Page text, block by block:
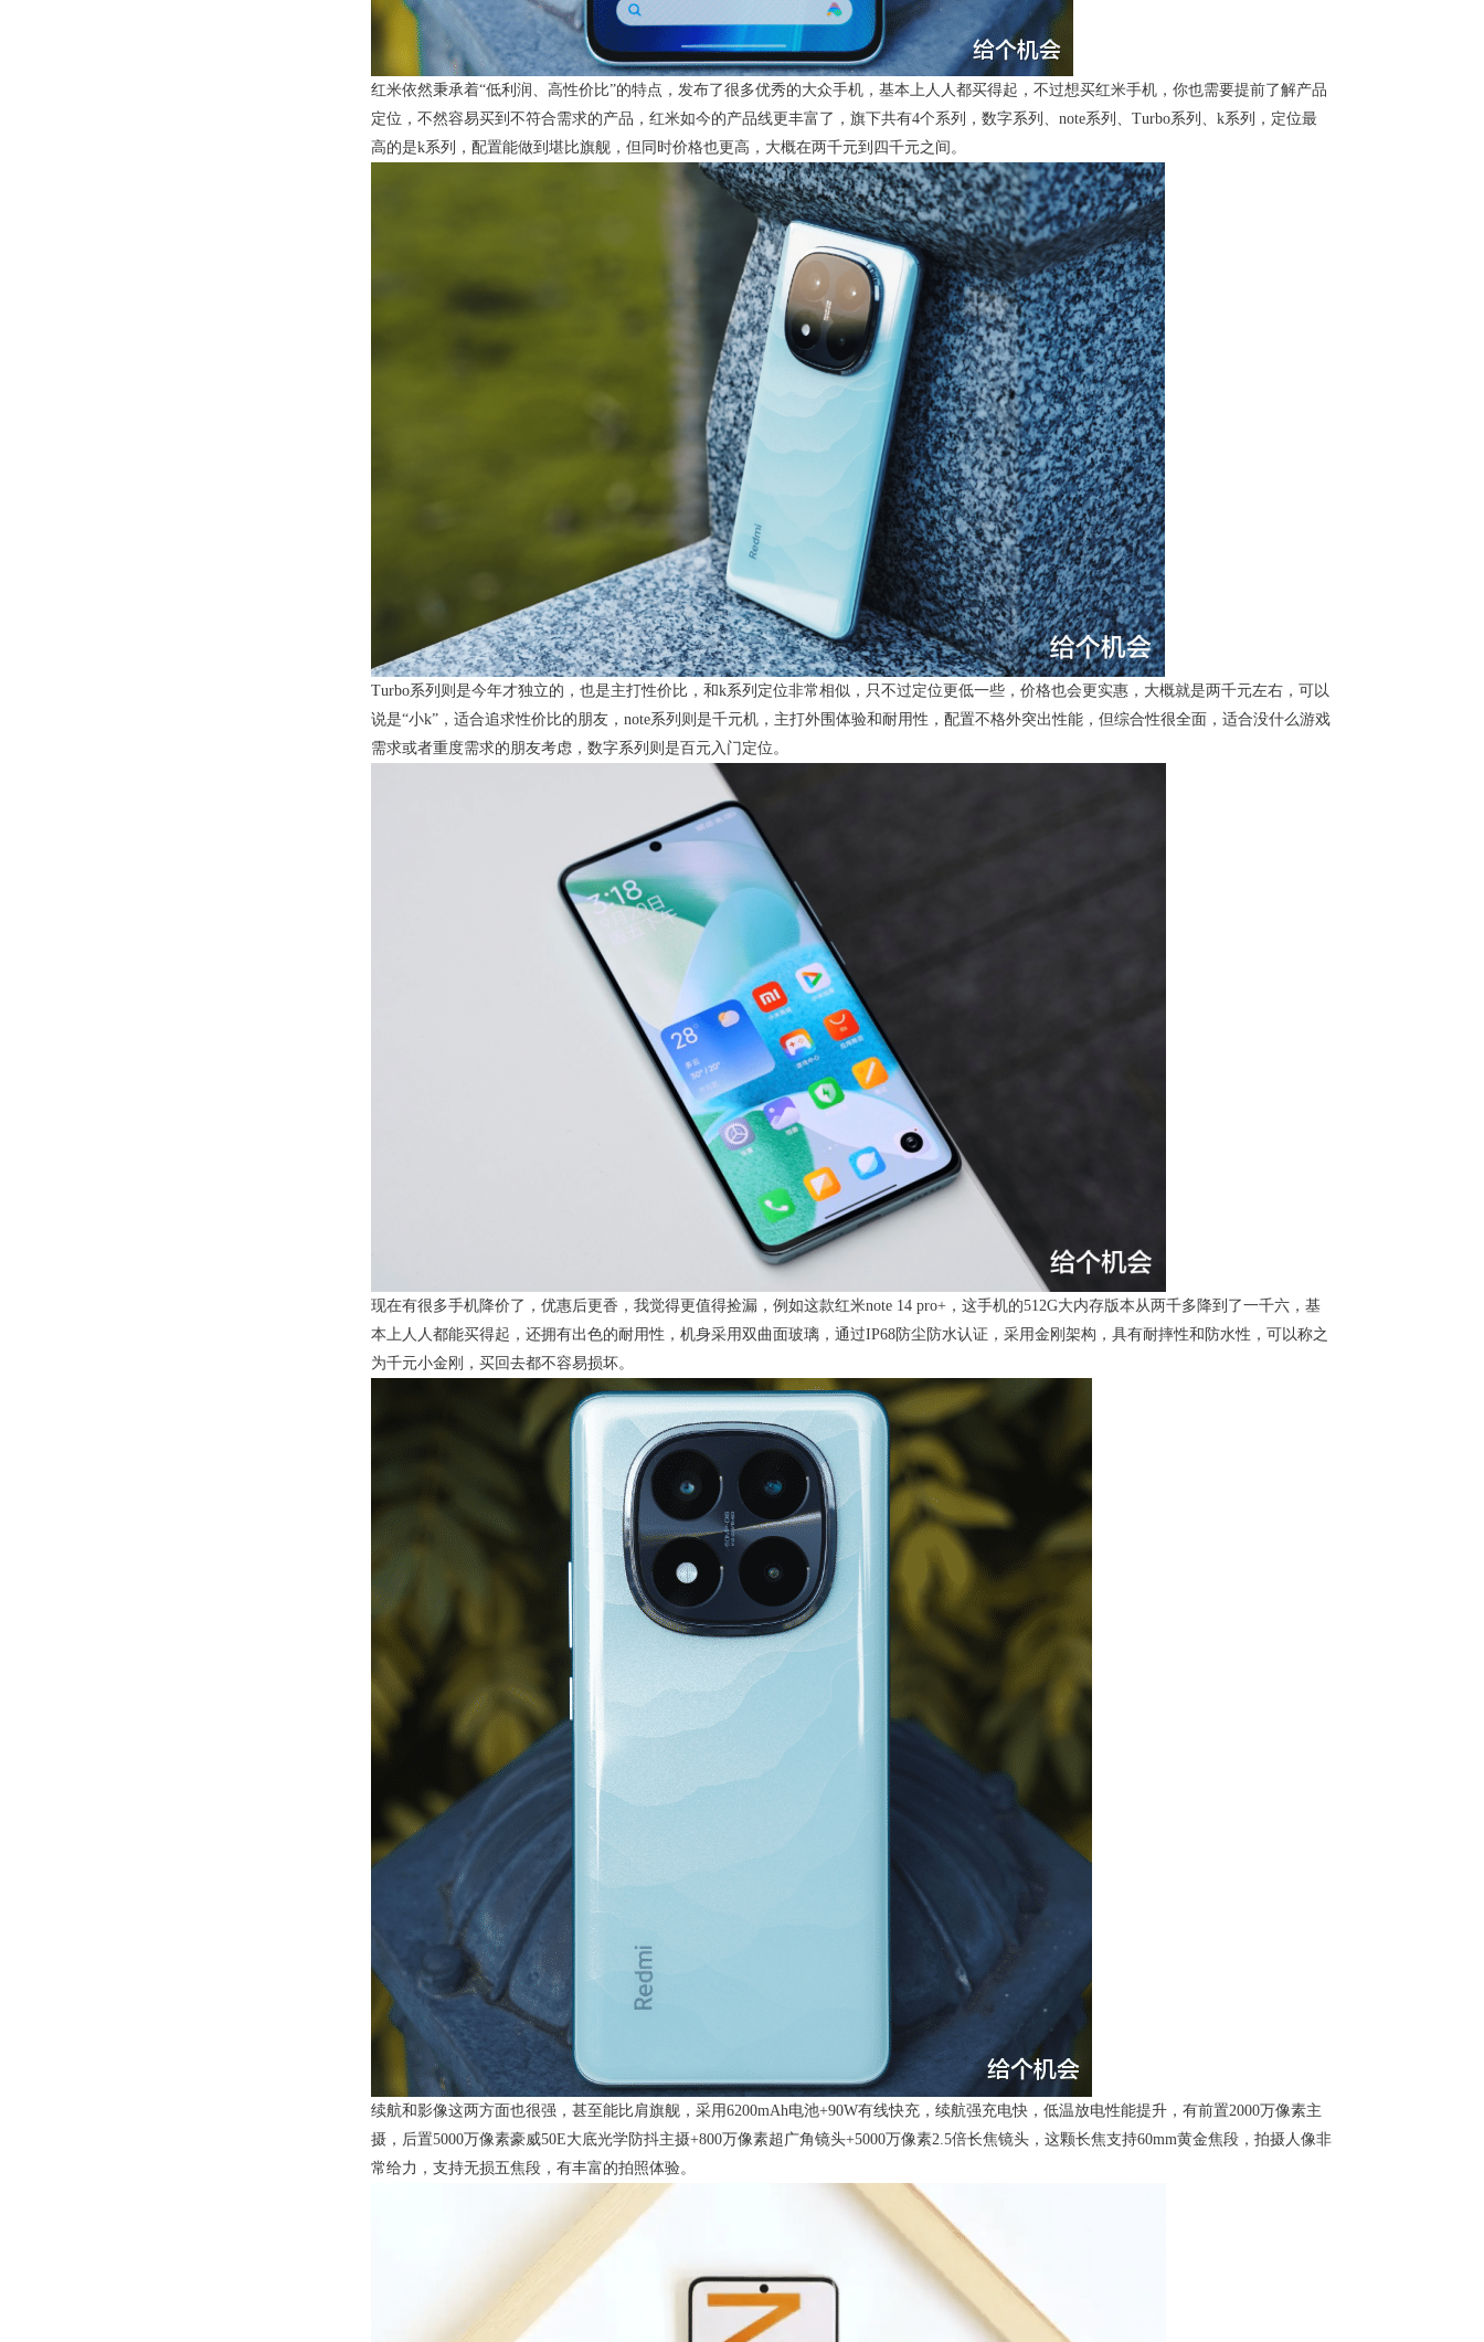
红米依然秉承着“低利润、高性价比”的特点，发布了很多优秀的大众手机，基本上人人都买得起，不过想买红米手机，你也需要提前了解产品
定位，不然容易买到不符合需求的产品，红米如今的产品线更丰富了，旗下共有4个系列，数字系列、note系列、Turbo系列、k系列，定位最
高的是k系列，配置能做到堪比旗舰，但同时价格也更高，大概在两千元到四千元之间。
Turbo系列则是今年才独立的，也是主打性价比，和k系列定位非常相似，只不过定位更低一些，价格也会更实惠，大概就是两千元左右，可以
说是“小k”，适合追求性价比的朋友，note系列则是千元机，主打外围体验和耐用性，配置不格外突出性能，但综合性很全面，适合没什么游戏
需求或者重度需求的朋友考虑，数字系列则是百元入门定位。
现在有很多手机降价了，优惠后更香，我觉得更值得捡漏，例如这款红米note 14 pro+，这手机的512G大内存版本从两千多降到了一千六，基
本上人人都能买得起，还拥有出色的耐用性，机身采用双曲面玻璃，通过IP68防尘防水认证，采用金刚架构，具有耐摔性和防水性，可以称之
为千元小金刚，买回去都不容易损坏。
续航和影像这两方面也很强，甚至能比肩旗舰，采用6200mAh电池+90W有线快充，续航强充电快，低温放电性能提升，有前置2000万像素主
摄，后置5000万像素豪威50E大底光学防抖主摄+800万像素超广角镜头+5000万像素2.5倍长焦镜头，这颗长焦支持60mm黄金焦段，拍摄人像非
常给力，支持无损五焦段，有丰富的拍照体验。